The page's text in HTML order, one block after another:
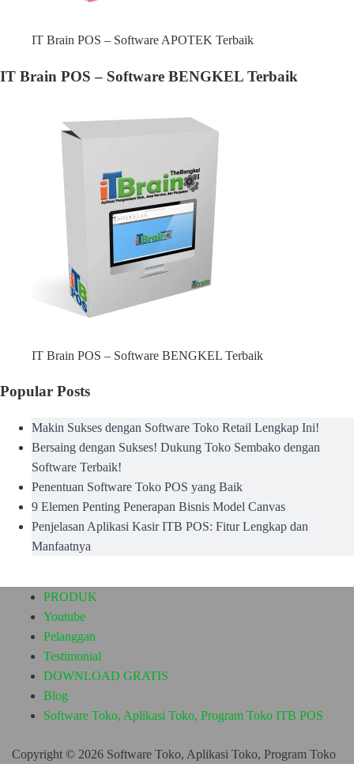
IT Brain POS – Software APOTEK Terbaik
IT Brain POS – Software BENGKEL Terbaik
IT Brain POS – Software BENGKEL Terbaik
Popular Posts
Makin Sukses dengan Software Toko Retail Lengkap Ini!
Bersaing dengan Sukses! Dukung Toko Sembako dengan
Software Terbaik!
Penentuan Software Toko POS yang Baik
9 Elemen Penting Penerapan Bisnis Model Canvas
Penjelasan Aplikasi Kasir ITB POS: Fitur Lengkap dan
Manfaatnya
PRODUK
Youtube
Pelanggan
Testimonial
DOWNLOAD GRATIS
Blog
Software Toko, Aplikasi Toko, Program Toko ITB POS
Copyright © 2026 Software Toko, Aplikasi Toko, Program Toko